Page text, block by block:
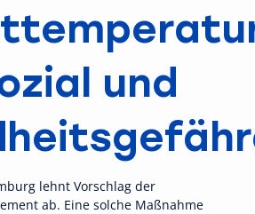
und
lehnt Vorschlag der
ab. Eine solche Maßnahme